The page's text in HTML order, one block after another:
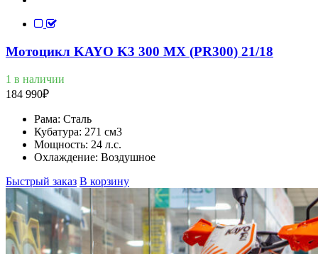
Мотоцикл KAYO K3 300 MX (PR300) 21/18
1 в наличии
184 990₽
Рама: Сталь
Кубатура: 271 см3
Мощность: 24 л.с.
Охлаждение: Воздушное
Быстрый заказ В корзину